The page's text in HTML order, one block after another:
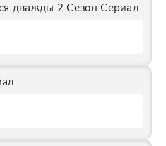
дважды 2 Сезон Сериал